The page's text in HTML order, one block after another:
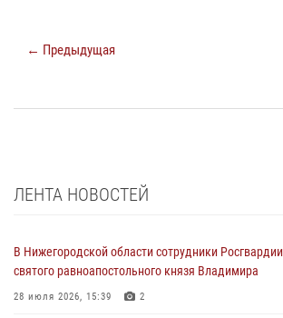
← Предыдущая
ЛЕНТА НОВОСТЕЙ
В Нижегородской области сотрудники
святого равноапостольного князя Владимира
28 июля 2026, 15:39 2